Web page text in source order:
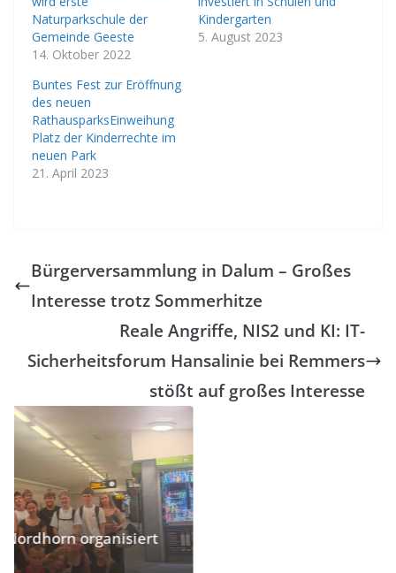
Naturparkschule der
Gemeinde Geeste
14. Oktober 2022
Kindergarten
5. August 2023
Buntes Fest zur Eröffnung
des neuen
RathausparksEinweihung
Platz der Kinderrechte im
neuen Park
21. April 2023
Bürgerversammlung in Dalum – Großes
Interesse trotz Sommerhitze
Reale Angriffe, NIS2 und KI: IT-
Sicherheitsforum Hansalinie bei Remmers
stößt auf großes Interesse